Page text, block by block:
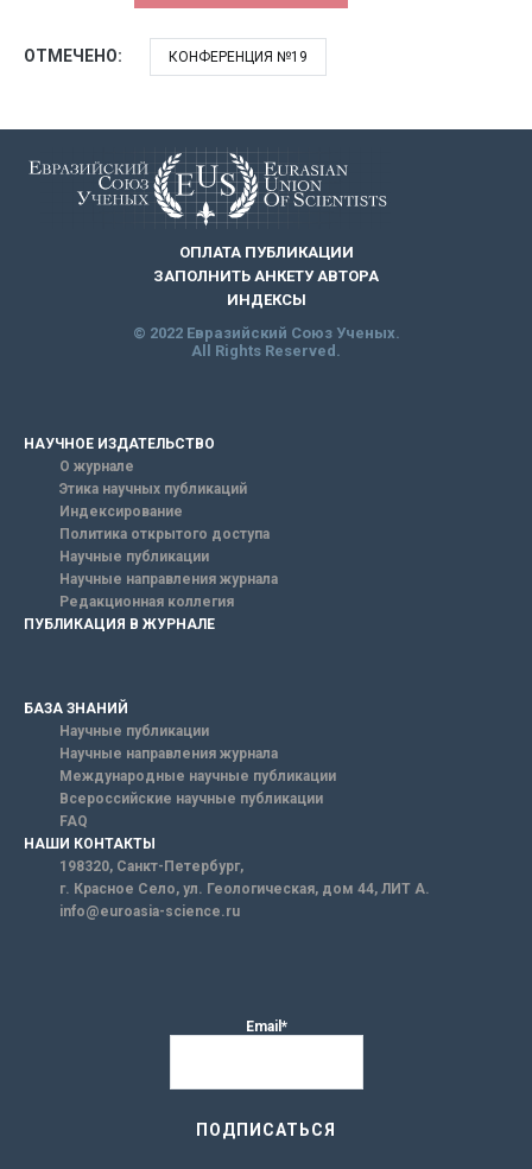
ОТМЕЧЕНО: КОНФЕРЕНЦИЯ №19
ОПЛАТА ПУБЛИКАЦИИ
ЗАПОЛНИТЬ АНКЕТУ АВТОРА
ИНДЕКСЫ
© 2022 Евразийский Союз Ученых.
All Rights Reserved.
НАУЧНОЕ ИЗДАТЕЛЬСТВО
О журнале
Этика научных публикаций
Индексирование
Политика открытого доступа
Научные публикации
Научные направления журнала
Редакционная коллегия
ПУБЛИКАЦИЯ В ЖУРНАЛЕ
БАЗА ЗНАНИЙ
Научные публикации
Научные направления журнала
Международные научные публикации
Всероссийские научные публикации
FAQ
НАШИ КОНТАКТЫ
198320, Санкт-Петербург,
г. Красное Село, ул. Геологическая, дом 44, ЛИТ А.
info@euroasia-science.ru
Email*